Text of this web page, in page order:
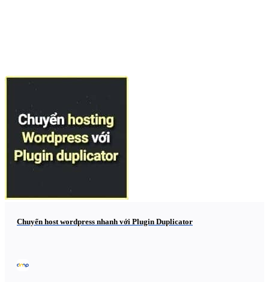
Chuyển host wordpress nhanh với Plugin Duplicator